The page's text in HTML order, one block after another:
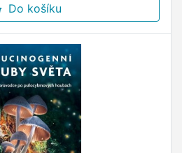
Do košíku